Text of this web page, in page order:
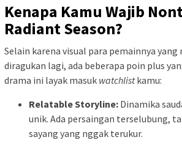
Kenapa Kamu Wajib
Radiant Season?
Selain karena visual para pemainnya yang
diragukan lagi, ada beberapa poin plus
drama ini layak masuk watchlistkamu:
Relatable Storyline: Dinamika
unik. Ada persaingan terselubung,
sayang yang nggak terukur.